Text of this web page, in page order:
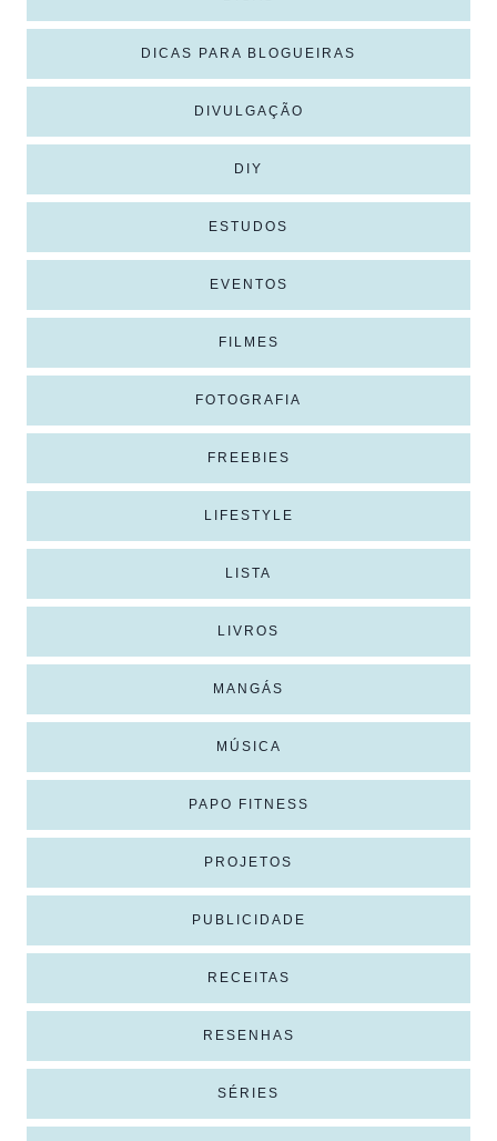
DICAS PARA BLOGUEIRAS
DIVULGAÇÃO
DIY
ESTUDOS
EVENTOS
FILMES
FOTOGRAFIA
FREEBIES
LIFESTYLE
LISTA
LIVROS
MANGÁS
MÚSICA
PAPO FITNESS
PROJETOS
PUBLICIDADE
RECEITAS
RESENHAS
SÉRIES